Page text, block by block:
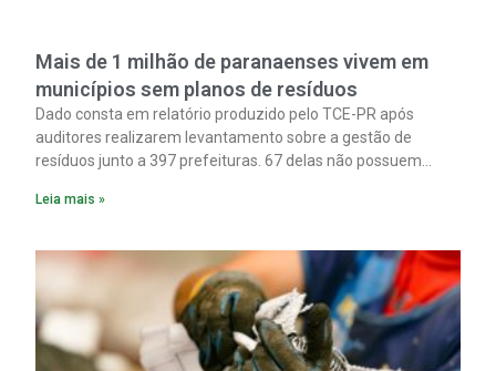
Mais de 1 milhão de paranaenses vivem em
municípios sem planos de resíduos
Dado consta em relatório produzido pelo TCE-PR após
auditores realizarem levantamento sobre a gestão de
resíduos junto a 397 prefeituras. 67 delas não possuem
Leia mais »